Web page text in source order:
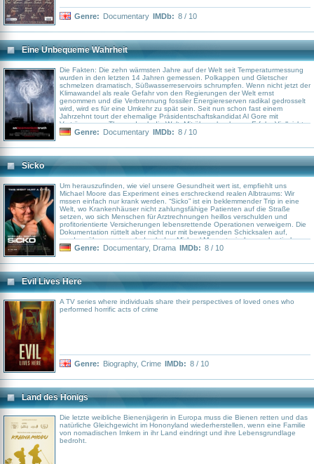
Genre: Documentary IMDb: 8 / 10
Eine Unbequeme Wahrheit
Die Fakten: Die zehn wärmsten Jahre auf der Welt seit Temperaturmessung
wurden in den letzten 14 Jahren gemessen. Polkappen und Gletscher
schmelzen dramatisch, Süßwasserreservoirs schrumpfen. Wenn nicht jetzt der
Klimawandel als reale Gefahr von den Regierungen der Welt ernst
genommen und die Verbrennung fossiler Energiereserven radikal gedrosselt
wird, wird es für eine Umkehr zu spät sein. Seit nun schon fast einem
Jahrzehnt tourt der ehemalige Präsidentschaftskandidat Al Gore mit
Vorträgen zum Thema durch die Welt. Mit überschaubarem Erfolg. Vielleicht
gelingt es ja dem Medium Film, die schlechte, doch ziemlich wichtige
Genre: Documentary IMDb: 8 / 10
Sicko
Um herauszufinden, wie viel unsere Gesundheit wert ist, empfiehlt uns
Michael Moore das Experiment eines erschreckend realen Albtraums: Wir
mssen einfach nur krank werden. “Sicko” ist ein beklemmender Trip in eine
Welt, wo Krankenhäuser nicht zahlungsfähige Patienten auf die Straße
setzen, wo sich Menschen für Arztrechnungen heillos verschulden und
profitorientierte Versicherungen lebensrettende Operationen verweigern. Die
Dokumentation rüttelt aber nicht nur mit bewegenden Schicksalen auf,
sondern überzeugt auch durch den Michael Moore-typischen sarkastischen
Witz.Genre: Documentary, Drama IMDb: 8 / 10
Evil Lives Here
A TV series where individuals share their perspectives of loved ones who
performed horrific acts of crime
Genre: Biography, Crime IMDb: 8 / 10
Land des Honigs
Die letzte weibliche Bienenjägerin in Europa muss die Bienen retten und das
natürliche Gleichgewicht im Hononyland wiederherstellen, wenn eine Familie
von nomadischen Imkern in ihr Land eindringt und ihre Lebensgrundlage
bedroht.